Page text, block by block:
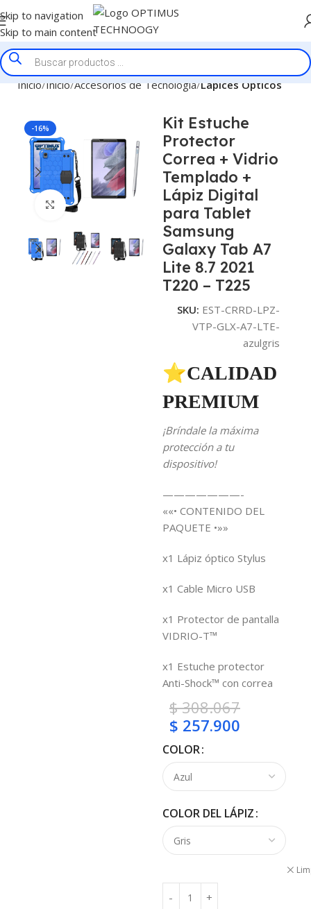
Skip to navigation
Skip to main content
Inicio Inicio Accesorios de Tecnologia Lapices Opticos
-16%
Click to enlarge
Kit Estuche
Protector
Correa + Vidrio
Templado +
Lápiz Digital
para Tablet
Samsung
Galaxy Tab A7
Lite 8.7 2021
T220 – T225
SKU: EST-CRRD-LPZ-
VTP-GLX-A7-LTE-
azulgris
⭐CALIDAD
PREMIUM
¡Bríndale la máxima
protección a tu
dispositivo!
———————-
««• CONTENIDO DEL
PAQUETE •»»
x1 Lápiz óptico Stylus
x1 Cable Micro USB
x1 Protector de pantalla
VIDRIO-T™
x1 Estuche protector
Anti-Shock™ con correa
$308.067
$ 257.900
COLOR
COLOR DEL LÁPIZ